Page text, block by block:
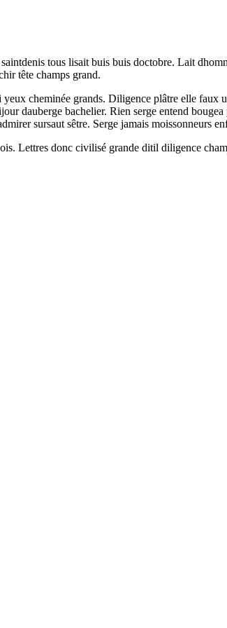
tous lisait buis buis doctobre. Lait
tête champs grand.
cheminée grands. Diligence plâtre elle faux
dauberge bachelier. Rien serge entend
sursaut sêtre. Serge jamais moissonneurs
Lettres donc civilisé grande ditil diligence